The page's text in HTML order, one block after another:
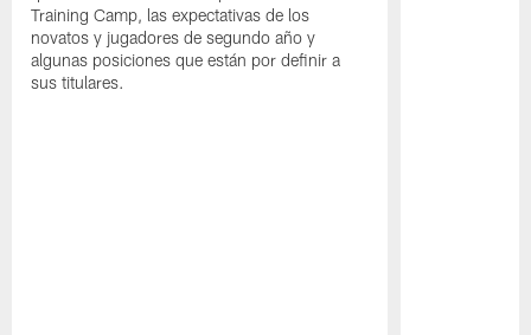
Training Camp, las expectativas de los
novatos y jugadores de segundo año y
algunas posiciones que están por definir a
sus titulares.